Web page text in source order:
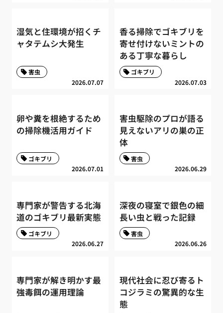
湿気と住環境が招くチ
ャタテムシ大発生
2026.07.07
害虫
香る掃除でゴキブリを
寄せ付けないミントの
ある丁寧な暮らし
2026.07.03
ゴキブリ
卵や糞を根絶するため
の掃除機活用ガイド
2026.07.01
ゴキブリ
害虫駆除のプロが語る
見えないアリの巣の正
体
2026.06.29
害虫
専門家が警告する北海
道のゴキブリ最新実態
2026.06.27
ゴキブリ
深夜の寝室で銀色の細
長い虫と戦った記録
2026.06.26
害虫
専門家が解き明かす最
強毒餌の運用理論
現代社会に忍び寄るト
コジラミの驚異的な生
態